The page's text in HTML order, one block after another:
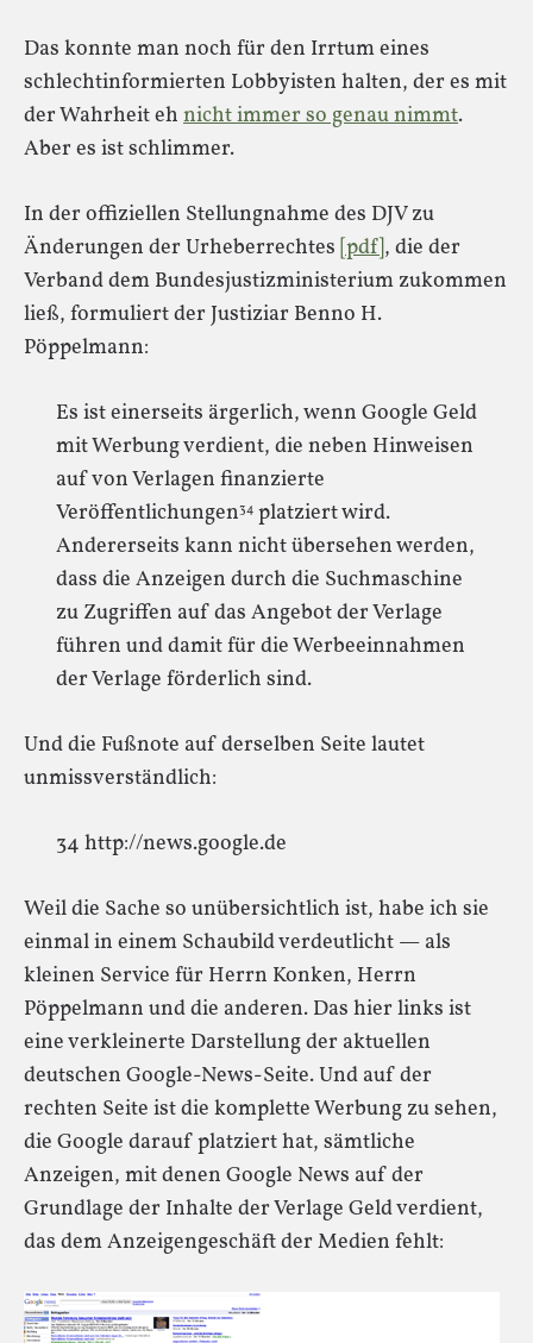
Das konnte man noch für den Irrtum eines
schlechtinformierten Lobbyisten halten, der es mit
der Wahrheit eh nicht immer so genau nimmt.
Aber es ist schlimmer.
In der offiziellen Stellungnahme des DJV zu
Änderungen der Urheberrechtes [pdf], die der
Verband dem Bundesjustizministerium zukommen
ließ, formuliert der Justiziar Benno H.
Pöppelmann:
Es ist einerseits ärgerlich, wenn Google Geld
mit Werbung verdient, die neben Hinweisen
auf von Verlagen finanzierte
Veröffentlichungen34 platziert wird.
Andererseits kann nicht übersehen werden,
dass die Anzeigen durch die Suchmaschine
zu Zugriffen auf das Angebot der Verlage
führen und damit für die Werbeeinnahmen
der Verlage förderlich sind.
Und die Fußnote auf derselben Seite lautet
unmissverständlich:
34 http://news.google.de
Weil die Sache so unübersichtlich ist, habe ich sie
einmal in einem Schaubild verdeutlicht — als
kleinen Service für Herrn Konken, Herrn
Pöppelmann und die anderen. Das hier links ist
eine verkleinerte Darstellung der aktuellen
deutschen Google-News-Seite. Und auf der
rechten Seite ist die komplette Werbung zu sehen,
die Google darauf platziert hat, sämtliche
Anzeigen, mit denen Google News auf der
Grundlage der Inhalte der Verlage Geld verdient,
das dem Anzeigengeschäft der Medien fehlt: